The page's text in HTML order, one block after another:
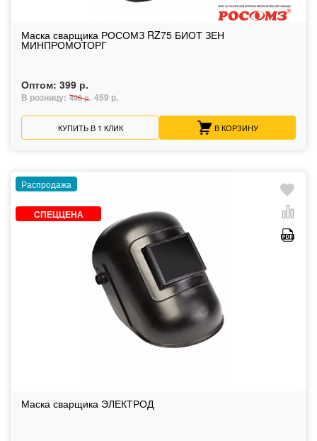
Маска сварщика РОСОМЗ RZ75 БИОТ ЗЕН
МИНПРОМОТОРГ
Оптом: 399 р.
В розницу: 498 р. 459 р.
КУПИТЬ В 1 КЛИК В КОРЗИНУ
Распродажа
СПЕЦЦЕНА
Маска сварщика ЭЛЕКТРОД